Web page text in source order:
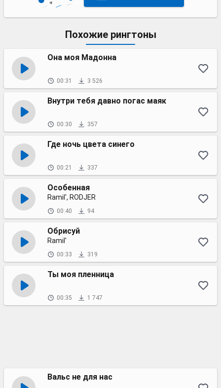
Похожие рингтоны
Она моя Мадонна
00:31 3 526
Внутри тебя давно погас маяк
00:30 357
Где ночь цвета синего
00:21 337
Особенная
Ramil', RODJER
00:40 94
Обрисуй
Ramil'
00:33 319
Ты моя пленница
00:35 1 747
Вальс не для нас